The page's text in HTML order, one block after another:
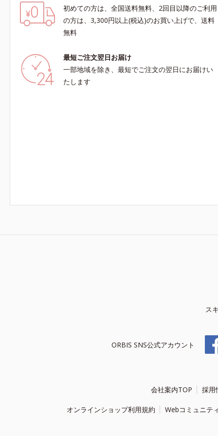
初めての方は、全国送料無料、2回目以降のご利用
の方は、3,300円以上(税込)のお買い上げで、送料
無料
最短ご注文翌日お届け
一部地域を除き、最短でご注文の翌日にお届けい
たします
ス
ORBIS SNS公式アカウント
会社案内TOP 採用
オンラインショップ利用規約 Webコミュニテ